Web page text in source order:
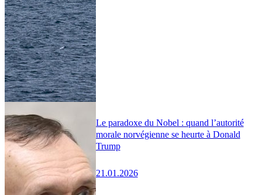
Le paradoxe du Nobel : quand l’autorité
morale norvégienne se heurte à Donald
Trump
21.01.2026